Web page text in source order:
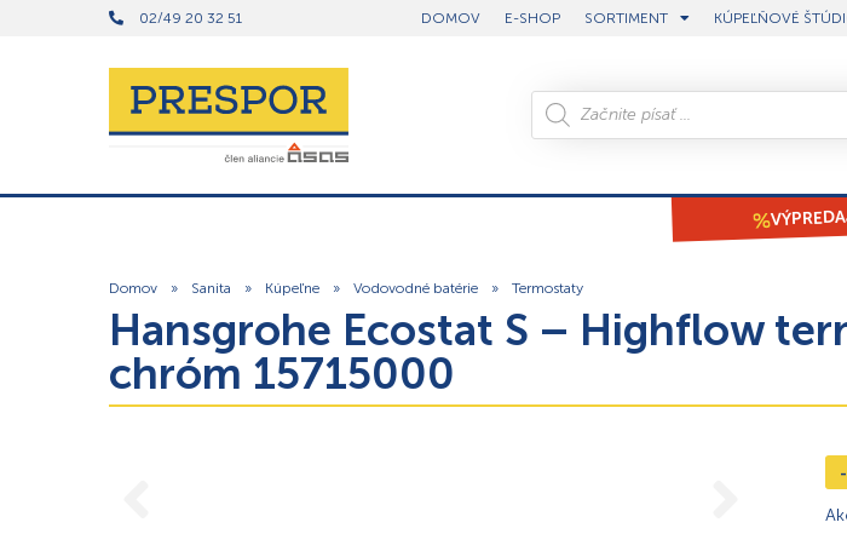
02/49 20 32 51 DOMOV E-SHOP SORTIMENT KÚPEĽŇOVÉ
Domov » Sanita » Kúpeľne » Vodovodné batérie » Termostaty
Hansgrohe Ecostat S – Highflow
chróm 15715000